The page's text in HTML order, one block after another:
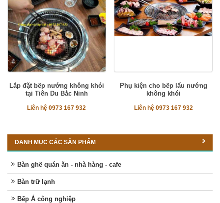
Lắp đặt bếp nướng không khói
tại Tiên Du Bắc Ninh
Liên hệ 0973 167 932
Phụ kiện cho bếp lẩu nướng
không khói
Liên hệ 0973 167 932
DANH MỤC CÁC SẢN PHẨM
Bàn ghế quán ăn - nhà hàng - cafe
Bàn trữ lạnh
Bếp Á công nghiệp